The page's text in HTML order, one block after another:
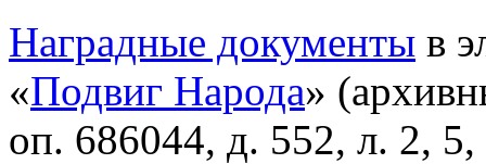
Наградные документы в
«Подвиг Народа»
оп. 686044, д. 552, л. 2, 5,